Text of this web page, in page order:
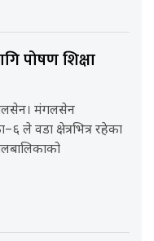
पोषण शिक्षा
मंगलसेन
ले वडा क्षेत्रभित्र रहेका